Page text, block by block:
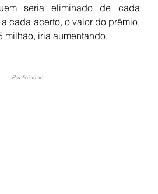
seria eliminado de cada
cada acerto, o valor do prêmio,
milhão, iria aumentando.
Publicidade